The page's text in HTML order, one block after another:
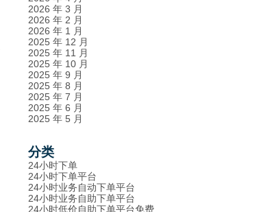
2026 年 3 月
2026 年 2 月
2026 年 1 月
2025 年 12 月
2025 年 11 月
2025 年 10 月
2025 年 9 月
2025 年 8 月
2025 年 7 月
2025 年 6 月
2025 年 5 月
分类
24小时下单
24小时下单平台
24小时业务自动下单平台
24小时业务自助下单平台
24小时低价自助下单平台免费